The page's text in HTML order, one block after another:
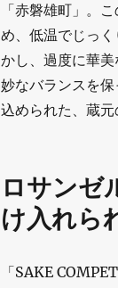
「赤磐雄町」。
め、低温でじっ
かし、過度に華
妙なバランスを
込められた、蔵元
ロサンゼ
け入れら
「SAKE